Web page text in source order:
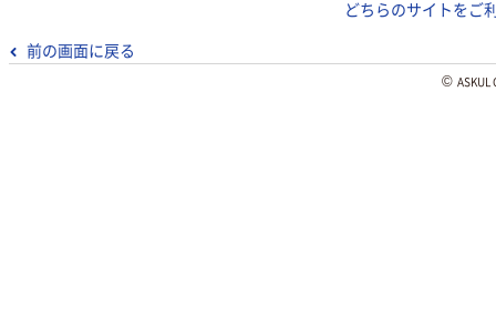
どちらのサイトをご
前の画面に戻る
©